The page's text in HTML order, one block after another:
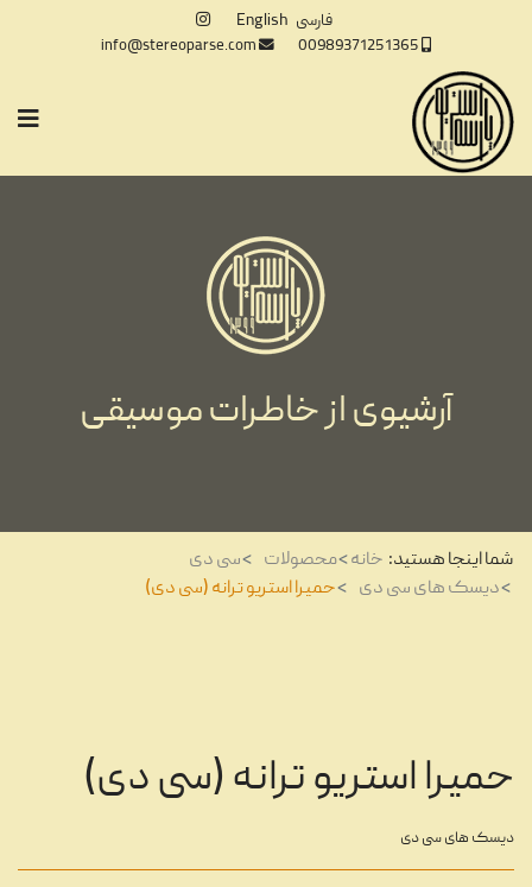
فارسی English
00989371251365
info@stereoparse.com
آرشیوی از خاطرات موسیقی
شما اینجا هستید: خانه محصولات
سی دی
دیسک های سی دی
حمیرا استریو ترانه (سی دی)
حمیرا استریو ترانه (سی دی)
دیسک های سی دی